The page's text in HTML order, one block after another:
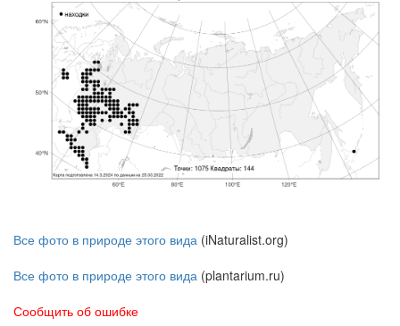
Все фото в природе этого вида (iNaturalist.org)
Все фото в природе этого вида (plantarium.ru)
Сообщить об ошибке